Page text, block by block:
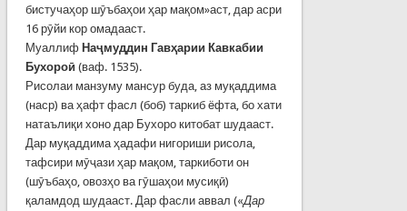
бистучаҳор шӯъбаҳои ҳар мақом»аст, дар асри
16 рӯйи кор омадааст.
Муаллиф Наҷмуддин Гавҳарии Кавкабии
Бухороӣ (ваф. 1535).
Рисолаи манзуму мансур буда, аз муқаддима
(наср) ва ҳафт фасл (боб) таркиб ёфта, бо хати
натаълиқи хоно дар Бухоро китобат шудааст.
Дар муқаддима ҳадафи нигориши рисола,
тафсири мӯҷази ҳар мақом, таркиботи он
(шӯъбаҳо, овозҳо ва гӯшаҳои мусиқӣ)
қаламдод шудааст. Дар фасли аввал («Дар